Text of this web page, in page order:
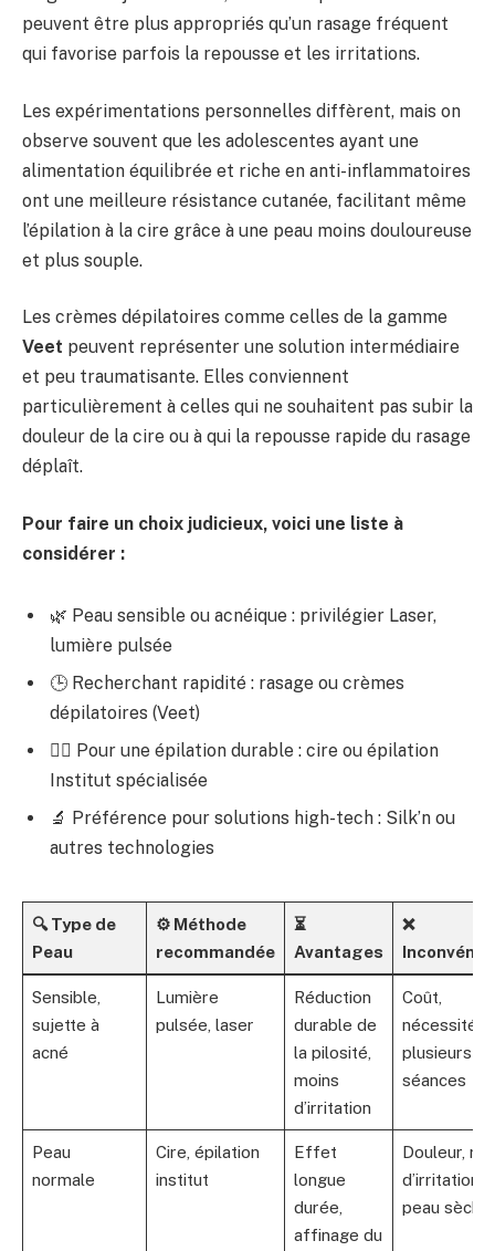
peuvent être plus appropriés qu’un rasage fréquent
qui favorise parfois la repousse et les irritations.
Les expérimentations personnelles diffèrent, mais on
observe souvent que les adolescentes ayant une
alimentation équilibrée et riche en anti-inflammatoires
ont une meilleure résistance cutanée, facilitant même
l’épilation à la cire grâce à une peau moins douloureuse
et plus souple.
Les crèmes dépilatoires comme celles de la gamme
Veet peuvent représenter une solution intermédiaire
et peu traumatisante. Elles conviennent
particulièrement à celles qui ne souhaitent pas subir la
douleur de la cire ou à qui la repousse rapide du rasage
déplaît.
Pour faire un choix judicieux, voici une liste à
considérer :
🌿 Peau sensible ou acnéique : privilégier Laser,
lumière pulsée
🕒 Recherchant rapidité : rasage ou crèmes
dépilatoires (Veet)
💆‍♀️ Pour une épilation durable : cire ou épilation
Institut spécialisée
🔬 Préférence pour solutions high-tech : Silk’n ou
autres technologies
🔍 Type de
Peau
⚙️ Méthode
recommandée
⏳
Avantages
❌
Sensible,
sujette à
acné
Lumière
pulsée, laser
Réduction
durable de
la pilosité,
moins
d’irritation
Coût,
nécessité
plusieurs
séances
Peau
normale
Cire, épilation
institut
Effet
longue
durée,
affinage du
Douleur,
d’irritation si
peau sèche